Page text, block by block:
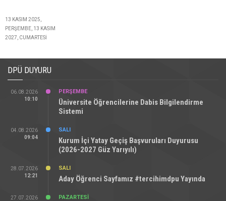
13 KASIM 2025,
PERŞEMBE, 13 KASIM
2027, CUMARTESI
DPÜ DUYURU
06.08.2026
10:10
PERŞEMBE
Üniversite Öğrencilerine Dabis Bilgilendirme
Sistemi
04.08.2026
09:04
SALI
Kurum İçi Yatay Geçiş Başvuruları Duyurusu
(2026-2027 Güz Yarıyılı)
28.07.2026
12:21
SALI
Aday Öğrenci Sayfamız #tercihimdpu Yayında
27.07.2026
PAZARTESI